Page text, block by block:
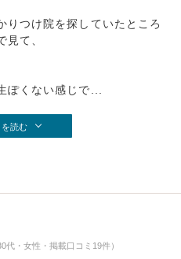
りつけ院を探していたところ
見て、
ぽくない感じで...
読む
代・女性・掲載口コミ19件）